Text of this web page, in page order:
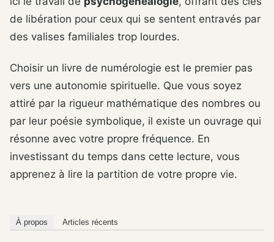
de libération pour ceux qui se sentent entravés par
des valises familiales trop lourdes.
Choisir un livre de numérologie est le premier pas
vers une autonomie spirituelle. Que vous soyez
attiré par la rigueur mathématique des nombres ou
par leur poésie symbolique, il existe un ouvrage qui
résonne avec votre propre fréquence. En
investissant du temps dans cette lecture, vous
apprenez à lire la partition de votre propre vie.
À propos Articles récents